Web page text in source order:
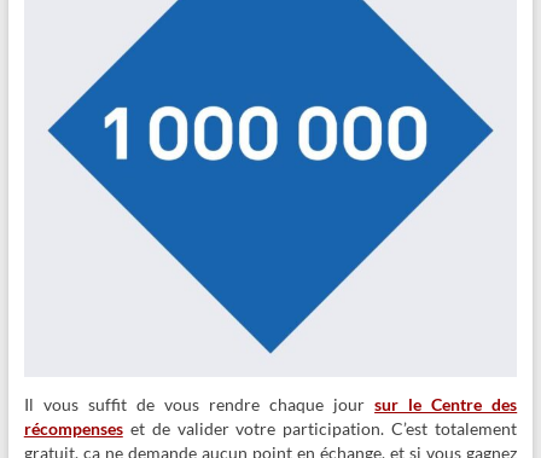
Il vous suffit de vous rendre chaque joursur le Centre des
récompenseset de valider votre participation. C’est totalement
gratuit, ça ne demande aucun point en échange, et si vous gagnez